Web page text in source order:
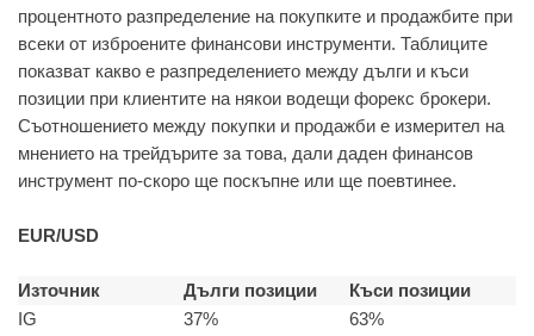
процентното разпределение на покупките и продажбите при
всеки от изброените финансови инструменти. Таблиците
показват какво е разпределението между дълги и къси
позиции при клиентите на някои водещи форекс брокери.
Съотношението между покупки и продажби е измерител на
мнението на трейдърите за това, дали даден финансов
инструмент по-скоро ще поскъпне или ще поевтинее.
EUR/USD
Източник Дълги позиции
Къси позиции
IG
37%
63%